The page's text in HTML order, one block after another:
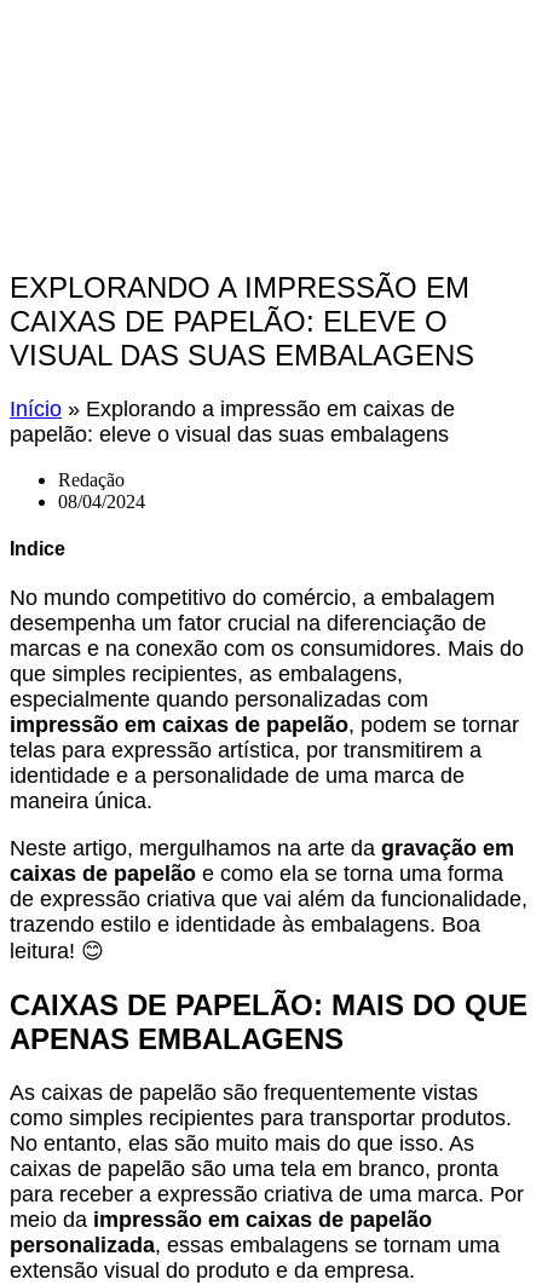
EXPLORANDO A IMPRESSÃO EM
CAIXAS DE PAPELÃO: ELEVE O
VISUAL DAS SUAS EMBALAGENS
Início » Explorando a impressão em caixas de
papelão: eleve o visual das suas embalagens
Redação
08/04/2024
Indice
No mundo competitivo do comércio, a embalagem
desempenha um fator crucial na diferenciação de
marcas e na conexão com os consumidores. Mais do
que simples recipientes, as embalagens,
especialmente quando personalizadas com
impressão em caixas de papelão, podem se tornar
telas para expressão artística, por transmitirem a
identidade e a personalidade de uma marca de
maneira única.
Neste artigo, mergulhamos na arte da gravação em
caixas de papelão e como ela se torna uma forma
de expressão criativa que vai além da funcionalidade,
trazendo estilo e identidade às embalagens. Boa
leitura! 😊
CAIXAS DE PAPELÃO: MAIS DO QUE
APENAS EMBALAGENS
As caixas de papelão são frequentemente vistas
como simples recipientes para transportar produtos.
No entanto, elas são muito mais do que isso. As
caixas de papelão são uma tela em branco, pronta
para receber a expressão criativa de uma marca. Por
meio da impressão em caixas de papelão
personalizada, essas embalagens se tornam uma
extensão visual do produto e da empresa.